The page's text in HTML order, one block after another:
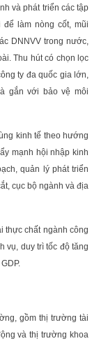
và phát triển các tập
làm nòng cốt, mũi
DNNVV trong nước,
Thu hút có chọn lọc
ty đa quốc gia lớn,
gắn với bảo vệ môi
kinh tế theo hướng
mạnh hội nhập kinh
quản lý phát triển
cục bộ ngành và địa
thực chất ngành công
vụ, duy trì tốc độ tăng
gồm thị trường tài
và thị trường khoa